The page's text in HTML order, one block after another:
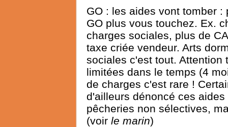
GO : les aides vont tomber
GO plus vous touchez. Ex.
charges sociales, plus de
taxe criée vendeur. Arts
sociales c'est tout. Attention
limitées dans le temps (4
de charges c'est rare !
d'ailleurs dénoncé ces
pêcheries non sélectives,
(voir le marin)